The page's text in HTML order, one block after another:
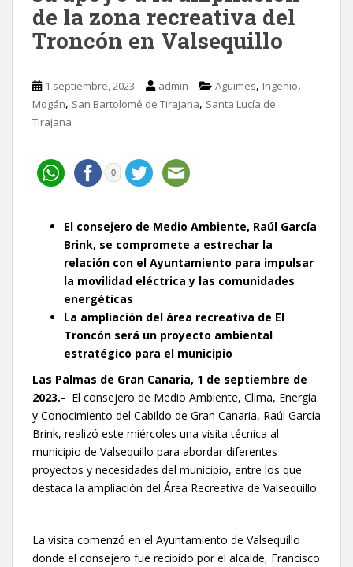
de la zona recreativa del
Troncón en Valsequillo
1 septiembre, 2023 admin Agüimes, Ingenio,
Mogán, San Bartolomé de Tirajana, Santa Lucía de
Tirajana
0
El consejero de Medio Ambiente, Raúl García
Brink, se compromete a estrechar la
relación con el Ayuntamiento para impulsar
la movilidad eléctrica y las comunidades
energéticas
La ampliación del área recreativa de El
Troncón será un proyecto ambiental
estratégico para el municipio
Las Palmas de Gran Canaria, 1 de septiembre de
2023.- El consejero de Medio Ambiente, Clima, Energía
y Conocimiento del Cabildo de Gran Canaria, Raúl García
Brink, realizó este miércoles una visita técnica al
municipio de Valsequillo para abordar diferentes
proyectos y necesidades del municipio, entre los que
destaca la ampliación del Área Recreativa de Valsequillo.
La visita comenzó en el Ayuntamiento de Valsequillo
donde el consejero fue recibido por el alcalde, Francisco